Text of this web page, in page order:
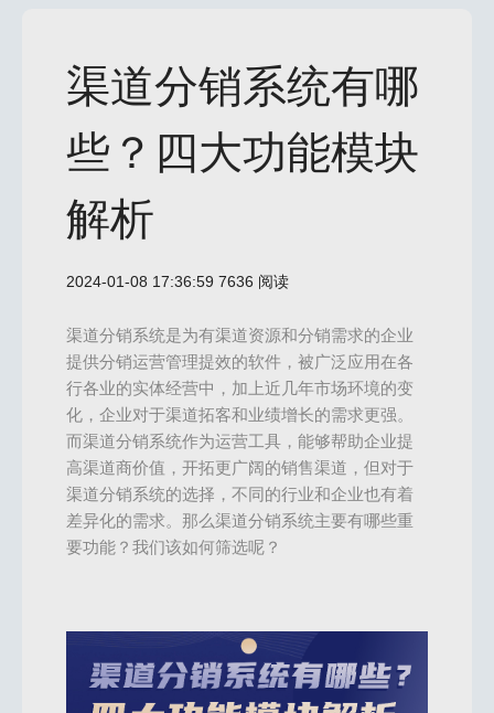
渠道分销系统有哪
些？四大功能模块
解析
2024-01-08 17:36:59 7636 阅读
渠道分销系统是为有渠道资源和分销需求的企业
提供分销运营管理提效的软件，被广泛应用在各
行各业的实体经营中，加上近几年市场环境的变
化，企业对于渠道拓客和业绩增长的需求更强。
而渠道分销系统作为运营工具，能够帮助企业提
高渠道商价值，开拓更广阔的销售渠道，但对于
渠道分销系统的选择，不同的行业和企业也有着
差异化的需求。那么渠道分销系统主要有哪些重
要功能？我们该如何筛选呢？